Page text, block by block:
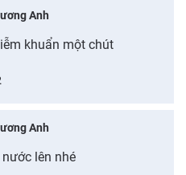
Anh
khuẩn một chút
Anh
lên nhé